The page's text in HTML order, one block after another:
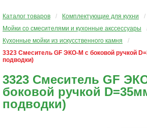
Каталог товаров / Комплектующие для кухни
/
Мойки со смесителями и кухонные акссессуары
Кухонные мойки из искусственного камня
/
3323 Смеситель GF ЭКО-М с боковой ручкой
подводки)
3323 Смеситель GF
боковой ручкой
подводки)